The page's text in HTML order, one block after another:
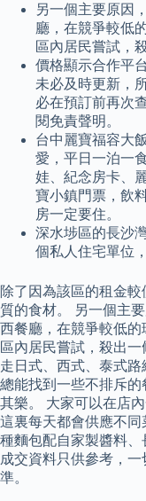
另一個主要原因
廳，在競爭較低
區內居民嘗試，
價格顯示合作平
未必及時更新，
必在預訂前再次
閱免責聲明。
台中麗寶福容大
愛，平日一泊一
娃、紀念房卡、
寶小鎮門票，飲
房一定要住。
深水埗區的長沙
個私人住宅單位
除了因為該區的租金
質的食材。 另一個主
西餐廳，在競爭較低的
區內居民嘗試，殺出一
走日式、西式、泰式
總能找到一些不排斥
其樂。 大家可以在店
這裏每天都會供應不
種麵包配自家製醬料
成交資料只供參考，
準。